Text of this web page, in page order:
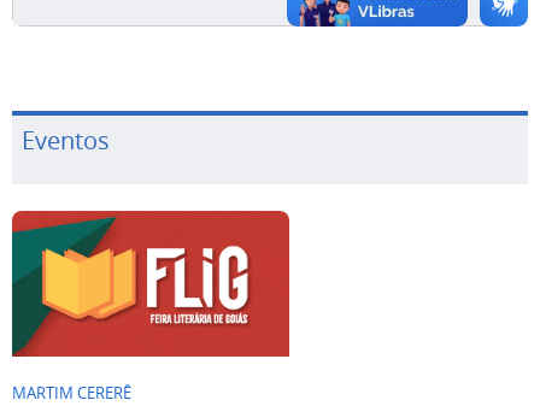
Eventos
MARTIM CERERÊ